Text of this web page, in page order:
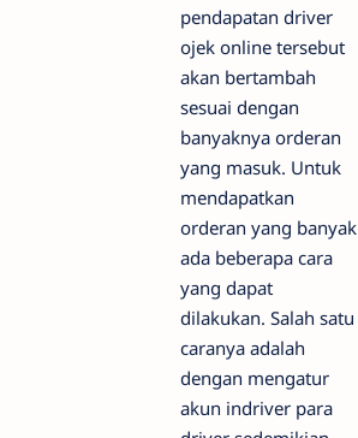
pendapatan driver
ojek online tersebut
akan bertambah
sesuai dengan
banyaknya orderan
yang masuk. Untuk
mendapatkan
orderan yang banyak
ada beberapa cara
yang dapat
dilakukan. Salah satu
caranya adalah
dengan mengatur
akun indriver para